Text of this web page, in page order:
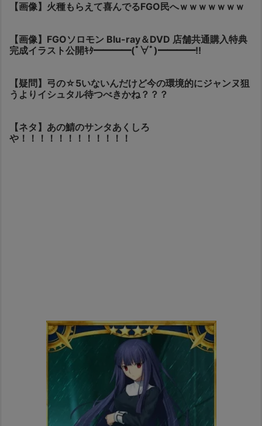
【画像】火種もらえて喜んでるFGO民へｗｗｗｗｗｗｗ
【画像】FGOソロモン Blu-ray＆DVD 店舗共通購入特典
完成イラスト公開ｷﾀ━━━━(ﾟ∀ﾟ)━━━━!!
【疑問】弓の☆5いないんだけど今の環境的にジャンヌ狙
うよりイシュタル待つべきかね？？？
【ネタ】あの鯖のサンタあくしろ
や！！！！！！！！！！！！